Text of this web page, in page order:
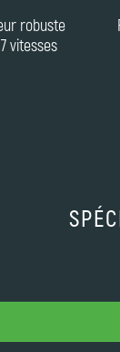
robuste
vitesses